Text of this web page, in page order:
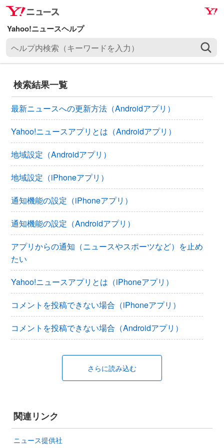
ナ
ビ
ゲ
ー
ン
へ
ス
キ
ッ
プ
メ
イ
ン
コ
ン
ツ
へ
ス
キ
ッ
プ
プ
索
（
キ
ワ
ー
ド
を
入
力
）
検索結果一覧
最新ニュースへの更新方法（Androidアプリ）
Yahoo!ニュースアプリとは（Androidアプリ）
地域設定（Androidアプリ）
地域設定（iPhoneアプリ）
通知機能の設定（iPhoneアプリ）
通知機能の設定（Androidアプリ）
アプリからの通知（ニュースやスポーツなど）を止め
たい
Yahoo!ニュースアプリとは（iPhoneアプリ）
コメントを投稿できない場合（iPhoneアプリ）
コメントを投稿できない場合（Androidアプリ）
さらに読み込む
関連リンク
ニュース提供社